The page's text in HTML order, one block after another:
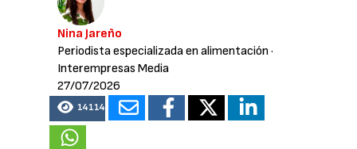
Nina Jareño
Periodista especializada en alimentación ·
Interempresas Media
27/07/2026
14114